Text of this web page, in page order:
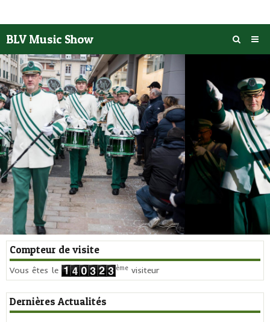
BLV Music Show
Accueil
Actualités
Photos
Vidéos
Agenda
Historique
L' Académie
Nous rendre visite
Contact
‹ ›
Compteur de visite
Vous êtes le ème visiteur
Dernières Actualités